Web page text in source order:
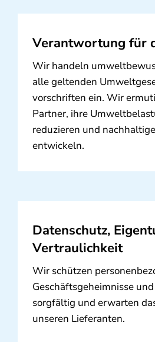
Verantwortung für
Wir handeln
alle geltenden
vorschriften ein. Wir
Partner, ihre
reduzieren und
entwickeln.
Datenschutz,
Vertraulichkeit
Wir schützen
Geschäftsgeheimnisse
sorgfältig und erwarten
unseren Lieferanten.